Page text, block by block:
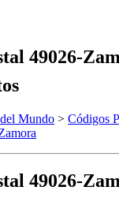
49026-
Mundo > Códigos
49026-